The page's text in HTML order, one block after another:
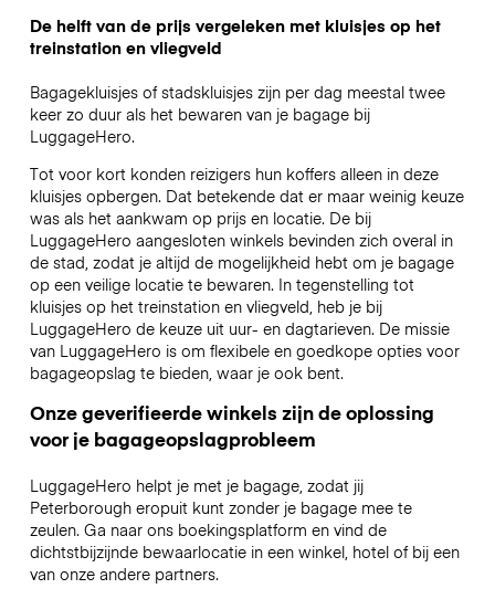
De helft van de prijs vergeleken met kluisjes op het
treinstation en vliegveld
Bagagekluisjes of stadskluisjes zijn per dag meestal twee
keer zo duur als het bewaren van je bagage bij
LuggageHero.
Tot voor kort konden reizigers hun koffers alleen in deze
kluisjes opbergen. Dat betekende dat er maar weinig keuze
was als het aankwam op prijs en locatie. De bij
LuggageHero aangesloten winkels bevinden zich overal in
de stad, zodat je altijd de mogelijkheid hebt om je bagage
op een veilige locatie te bewaren. In tegenstelling tot
kluisjes op het treinstation en vliegveld, heb je bij
LuggageHero de keuze uit uur- en dagtarieven. De missie
van LuggageHero is om flexibele en goedkope opties voor
bagageopslag te bieden, waar je ook bent.
Onze geverifieerde winkels zijn de oplossing
voor je bagageopslagprobleem
LuggageHero helpt je met je bagage, zodat jij
Peterborough eropuit kunt zonder je bagage mee te
zeulen. Ga naar ons boekingsplatform en vind de
dichtstbijzijnde bewaarlocatie in een winkel, hotel of bij een
van onze andere partners.